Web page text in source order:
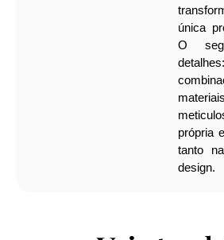
única
O
própria
tanto
design.